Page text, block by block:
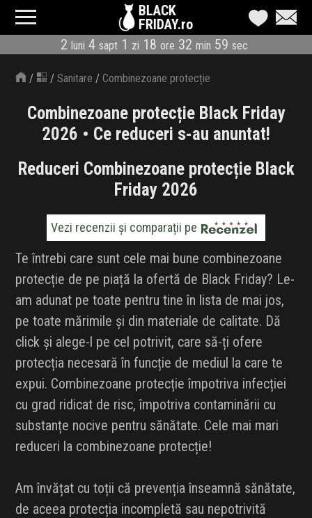
BLACK
FRIDAY.ro
2 luni 4 sapt 1 zi 18 ore 32 min 59 sec
CATEGORII
MAGAZINE
ÎNSCRIE MAGAZIN
CODURI REDUCERE
CÂND E BLACK FRIDAY
ABONARE NEWSLETTER
INFLUENCER SQUAD
BRANDURI
IDEI DE CADOURI
ȘTIRI
/ / Sanitare /Combinezoane protecție
Combinezoane protecție Black Friday
2026 • Ce reduceri s-au anuntat!
Reduceri Combinezoane protecție Black
Friday 2026
Vezi recenzii și comparații pe
Te întrebi care sunt cele mai bune combinezoane
protecție de pe piață la ofertă de Black Friday? Le-
am adunat pe toate pentru tine în lista de mai jos,
pe toate mărimile și din materiale de calitate. Dă
click și alege-l pe cel potrivit, care să-ți ofere
protecția necesară în funcție de mediul la care te
expui. Combinezoane protecție împotriva infecției
cu grad ridicat de risc, împotriva contaminării cu
substanțe nocive pentru sănătate. Cele mai mari
reduceri la combinezoane protecție!
Am învățat cu toții că prevenția înseamnă sănătate,
de aceea protecția incompletă sau nepotrivită